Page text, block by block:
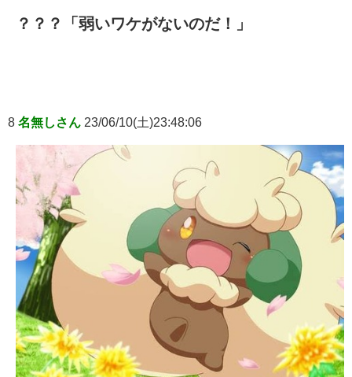
？？？「弱いワケがないのだ！」
8 名無しさん 23/06/10(土)23:48:06